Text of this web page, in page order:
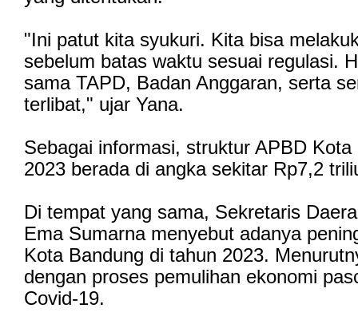
"Ini patut kita syukuri. Kita bisa
sebelum batas waktu sesuai regulasi.
sama TAPD, Badan Anggaran, serta
terlibat," ujar Yana.
Sebagai informasi, struktur APBD
2023 berada di angka sekitar Rp7,2
Di tempat yang sama, Sekretaris
Ema Sumarna menyebut adanya
Kota Bandung di tahun 2023.
dengan proses pemulihan ekonomi
Covid-19.